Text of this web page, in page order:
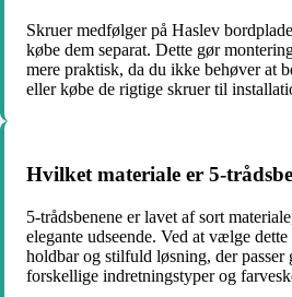
Skruer medfølger på Haslev
købe dem separat. Dette gør
mere praktisk, da du ikke behøver at
eller købe de rigtige skruer til
Hvilket materiale er 5-
5-trådsbenene er lavet af sort
elegante udseende. Ved at vælge
holdbar og stilfuld løsning, der passer
forskellige indretningstyper og